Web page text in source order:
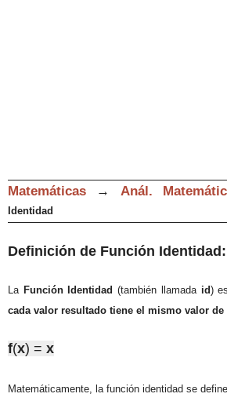
Matemáticas → Anál.
Identidad
Definición de Función Identidad :
La Función Identidad(también llamada id)
cada valor resultado tiene el mismo valor de
f(x) = x
Matemáticamente, la función identidad se